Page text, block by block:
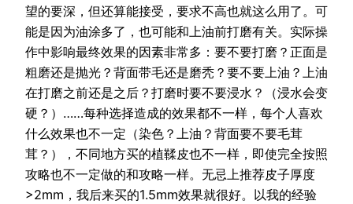
望的要深，但还算能接受，要求不高也就这么用了。可
能是因为油涂多了，也可能和上油前打磨有关。实际操
作中影响最终效果的因素非常多：要不要打磨？正面是
粗磨还是抛光？背面带毛还是磨秃？要不要上油？上油
在打磨之前还是之后？打磨时要不要浸水？（浸水会变
硬？）……每种选择造成的效果都不一样，每个人喜欢
什么效果也不一定（染色？上油？背面要不要毛茸
茸？），不同地方买的植鞣皮也不一样，即使完全按照
攻略也不一定做的和攻略一样。无忌上推荐皮子厚度
>2mm，我后来买的1.5mm效果就很好。以我的经验